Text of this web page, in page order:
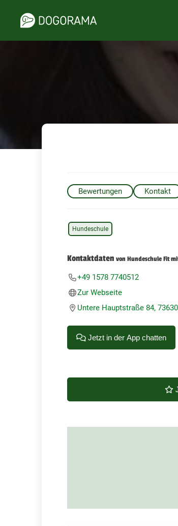
Bewertungen Kontakt
Hundeschule
Kontaktdaten von Hundeschule Fit
+49 1578 7740512
Zur Webseite
Untere Hauptstraße 84,
Jetzt in der App chatten